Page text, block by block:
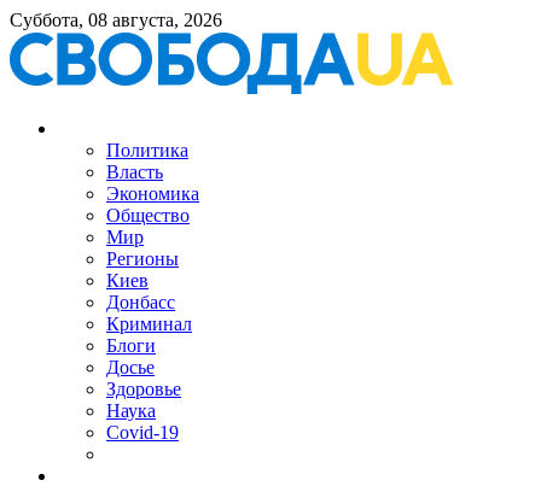
Суббота, 08 августа, 2026
Политика
Власть
Экономика
Общество
Мир
Регионы
Киев
Донбасс
Криминал
Блоги
Досье
Здоровье
Наука
Covid-19